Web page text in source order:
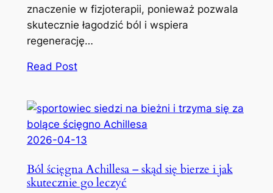
znaczenie w fizjoterapii, ponieważ pozwala
skutecznie łagodzić ból i wspiera
regenerację…
Read Post
2026-04-13
Ból ścięgna Achillesa – skąd się bierze i jak
skutecznie go leczyć